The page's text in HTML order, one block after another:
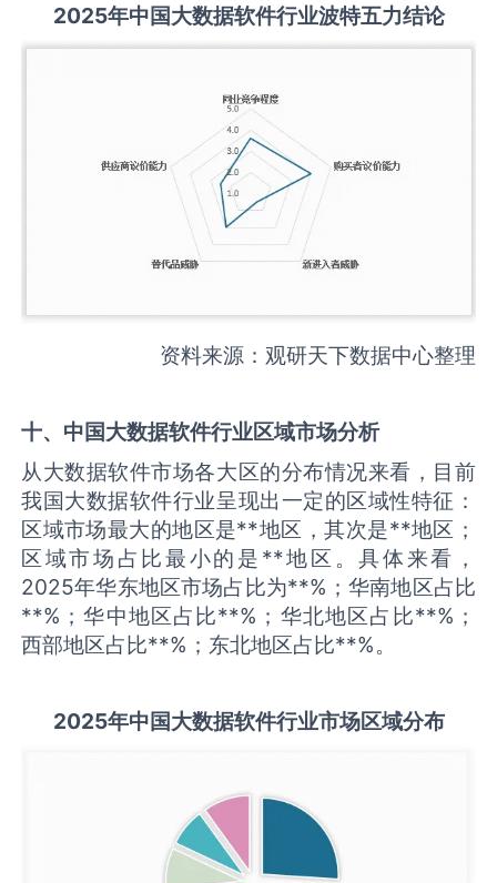
2025年中国大数据软件行业波特五力结论
资料来源：观研天下数据中心整理
十、中国大数据软件行业区域市场分析
从大数据软件市场各大区的分布情况来看，目前
我国大数据软件行业呈现出一定的区域性特征：
区域市场最大的地区是**地区，其次是**地区；
区域市场占比最小的是**地区。具体来看，
2025年华东地区市场占比为**%；华南地区占比
**%；华中地区占比**%；华北地区占比**%；
西部地区占比**%；东北地区占比**%。
2025年中国大数据软件行业市场区域分布